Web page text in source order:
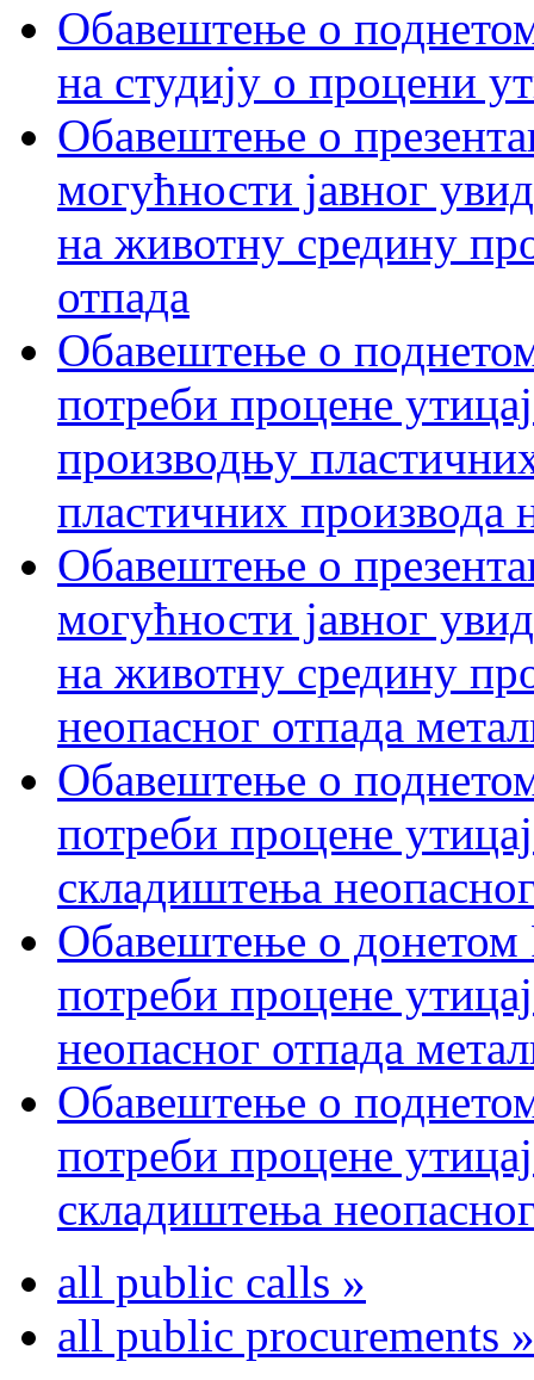
Обавештење о поднетом
на студију о процени
Обавештење о
могућности јавног
на животну средину
отпада
Обавештење о
потреби процене
производњу
пластичних производа
Обавештење о
могућности јавног
на животну средину
неопасног отпада
Обавештење о
потреби процене
складиштења
Обавештење о
потреби процене
неопасног отпада
Обавештење о
потреби процене
складиштења
all public calls »
all public procurements »